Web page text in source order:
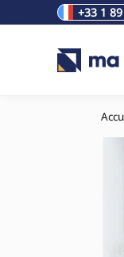
+33 1
Rechercher